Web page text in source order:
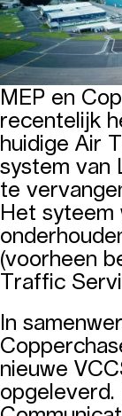
MEP en
recentelijk
huidige Air
system van
te
Het syteem
(voorheen
Traffic
In
nieuwe